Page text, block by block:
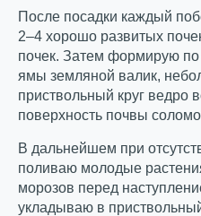
После посадки каждый
2–4 хорошо развитых
почек. Затем формирую по
ямы земляной валик,
приствольный круг ведро
поверхность почвы
В дальнейшем при
поливаю молодые
морозов перед
укладываю в